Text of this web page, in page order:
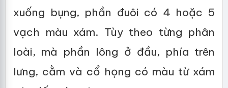
xuống bụng, phần đuôi có 4 hoặc 5
vạch màu xám. Tùy theo từng phân
loài, mà phần lông ở đầu, phía trên
lưng, cằm và cổ họng có màu từ xám